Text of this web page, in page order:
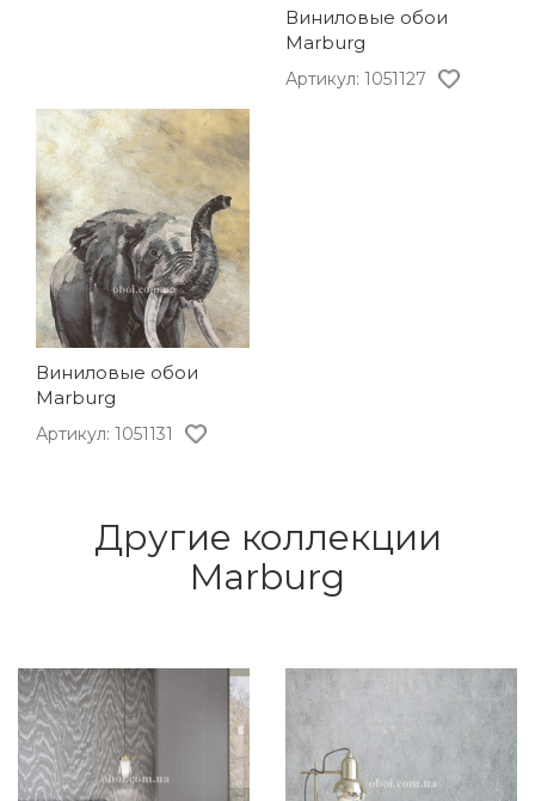
Виниловые обои
Marburg
Артикул: 1051127
Виниловые обои
Marburg
Артикул: 1051131
Другие коллекции
Marburg